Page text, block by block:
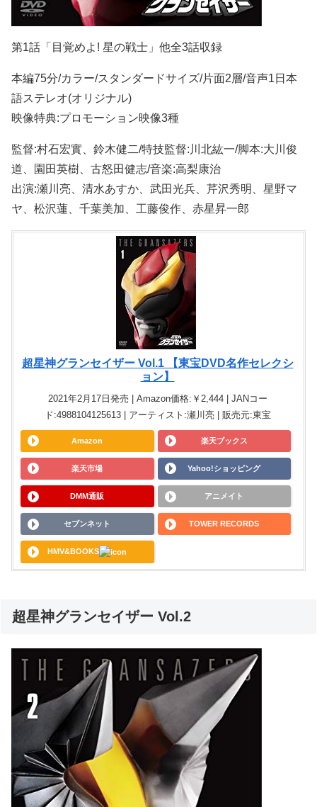
第1話「目覚めよ! 星の戦士」他全3話収録
本編75分/カラー/スタンダードサイズ/片面2層/音声1日本
語ステレオ(オリジナル)
映像特典:プロモーション映像3種
監督:村石宏實、鈴木健二/特技監督:川北紘一/脚本:大川俊
道、園田英樹、古怒田健志/音楽:高梨康治
出演:瀬川亮、清水あすか、武田光兵、芹沢秀明、星野マ
ヤ、松沢蓮、千葉美加、工藤俊作、赤星昇一郎
超星神グランセイザー Vol.1 【東宝DVD名作セレクシ
ョン】
2021年2月17日発売 | Amazon価格:￥2,444 | JANコー
ド:4988104125613 | アーティスト:瀬川亮 | 販売元:東宝
Amazon 楽天ブックス
楽天市場 Yahoo!ショッピング
DMM通販 アニメイト
セブンネット TOWER RECORDS
HMV&BOOKS
超星神グランセイザー Vol.2